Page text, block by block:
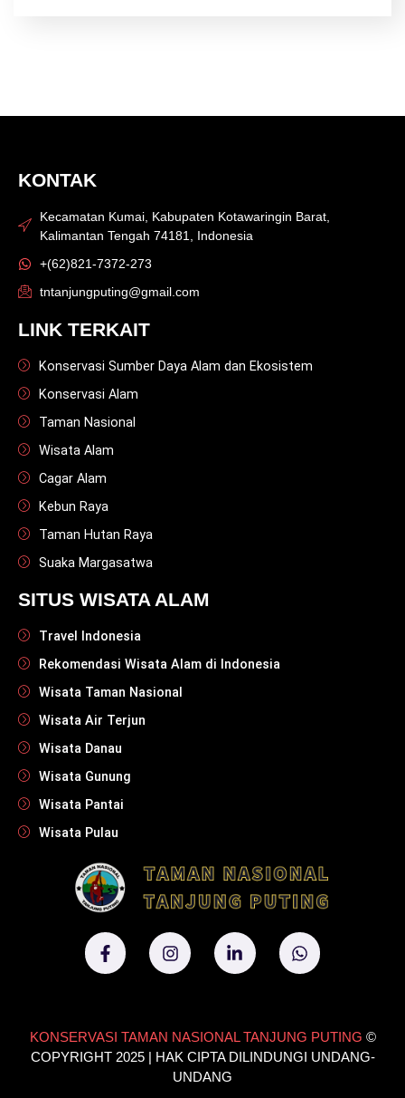
KONTAK
Kecamatan Kumai, Kabupaten Kotawaringin Barat,
Kalimantan Tengah 74181, Indonesia
+(62)821-7372-273
tntanjungputing@gmail.com
LINK TERKAIT
Konservasi Sumber Daya Alam dan Ekosistem
Konservasi Alam
Taman Nasional
Wisata Alam
Cagar Alam
Kebun Raya
Taman Hutan Raya
Suaka Margasatwa
SITUS WISATA ALAM
Travel Indonesia
Rekomendasi Wisata Alam di Indonesia
Wisata Taman Nasional
Wisata Air Terjun
Wisata Danau
Wisata Gunung
Wisata Pantai
Wisata Pulau
KONSERVASI TAMAN NASIONAL TANJUNG PUTING ©
COPYRIGHT 2025 | HAK CIPTA DILINDUNGI UNDANG-
UNDANG